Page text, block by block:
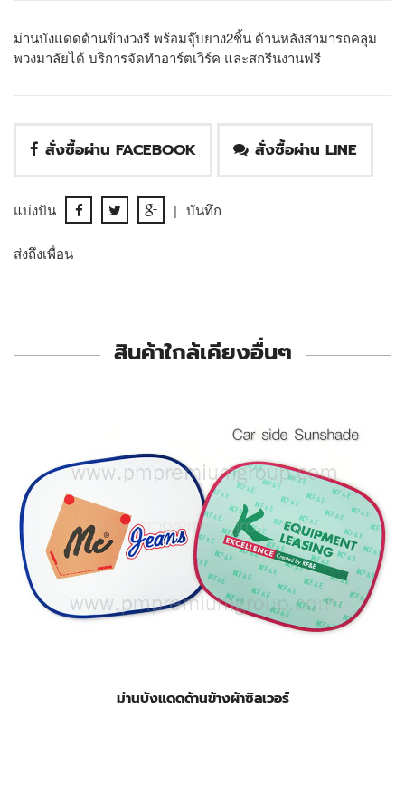
ม่านบังแดดด้านข้างวงรี พร้อมจุ๊บยาง2ชิ้น ด้านหลังสามารถคลุม
พวงมาลัยได้ บริการจัดทำอาร์ตเวิร์ค และสกรีนงานฟรี
สั่งซื้อผ่าน FACEBOOK สั่งซื้อผ่าน LINE
แบ่งปัน | บันทึก
ส่งถึงเพื่อน
สินค้าใกล้เคียงอื่นๆ
ม่านบังแดดด้านข้างผ้าซิลเวอร์